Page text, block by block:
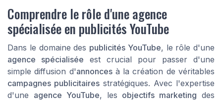
Comprendre le rôle d'une agence
spécialisée en publicités YouTube
Dans le domaine des publicités YouTube, le rôle d'une
agence spécialisée est crucial pour passer d'une
simple diffusion d'annoncesà la création de véritables
campagnes publicitaires stratégiques. Avec l'expertise
d'une agence YouTube, les objectifs marketing des